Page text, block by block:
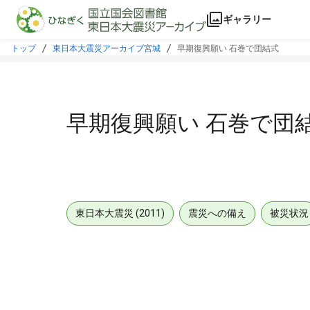
本文に飛ぶ
ギャラリー
トップ 東日本大震災アーカイブ宮城 早期復興願い 石巻で団結式
早期復興願い 石巻で団
東日本大震災 (2011) 震災への備え 被災状況